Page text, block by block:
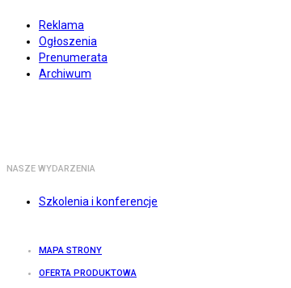
Reklama
Ogłoszenia
Prenumerata
Archiwum
NASZE WYDARZENIA
Szkolenia i konferencje
MAPA STRONY
OFERTA PRODUKTOWA